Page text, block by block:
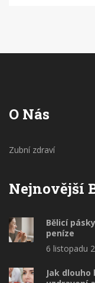
O Nás
Zubní zdraví
Nejnovější
Bělicí
peníze
6 listopadu
Jak dlouho